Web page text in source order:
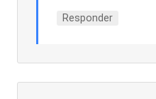
Responder